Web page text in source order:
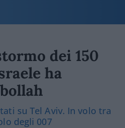
dei 150
ha
su Tel Aviv. In volo tra
degli 007